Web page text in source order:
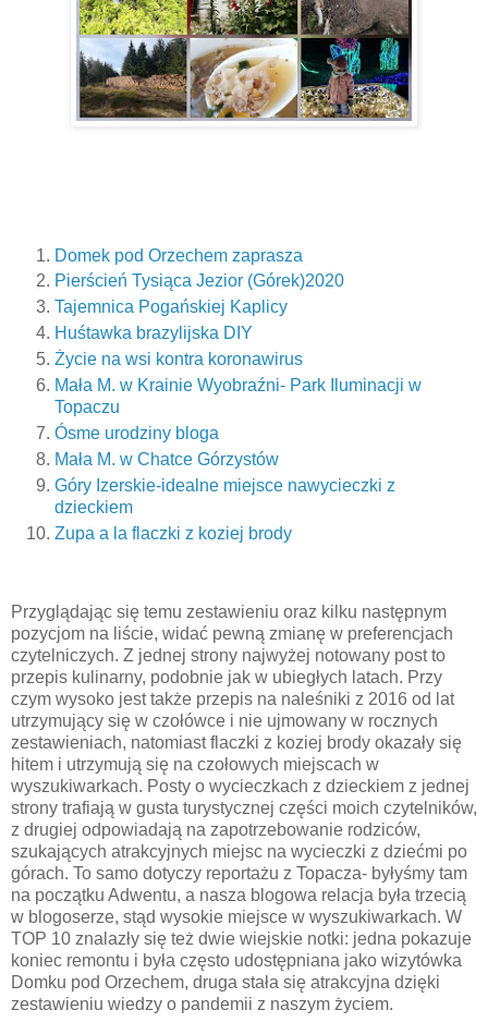
Domek pod Orzechem zaprasza
Pierścień Tysiąca Jezior (Górek)2020
Tajemnica Pogańskiej Kaplicy
Huśtawka brazylijska DIY
Życie na wsi kontra koronawirus
Mała M. w Krainie Wyobraźni- Park Iluminacji w
Topaczu
Ósme urodziny bloga
Mała M. w Chatce Górzystów
Góry Izerskie-idealne miejsce nawycieczki z
dzieckiem
Zupa a la flaczki z koziej brody
Przyglądając się temu zestawieniu oraz kilku następnym
pozycjom na liście, widać pewną zmianę w preferencjach
czytelniczych. Z jednej strony najwyżej notowany post to
przepis kulinarny, podobnie jak w ubiegłych latach. Przy
czym wysoko jest także przepis na naleśniki z 2016 od lat
utrzymujący się w czołówce i nie ujmowany w rocznych
zestawieniach, natomiast flaczki z koziej brody okazały się
hitem i utrzymują się na czołowych miejscach w
wyszukiwarkach. Posty o wycieczkach z dzieckiem z jednej
strony trafiają w gusta turystycznej części moich czytelników,
z drugiej odpowiadają na zapotrzebowanie rodziców,
szukających atrakcyjnych miejsc na wycieczki z dziećmi po
górach. To samo dotyczy reportażu z Topacza- byłyśmy tam
na początku Adwentu, a nasza blogowa relacja była trzecią
w blogoserze, stąd wysokie miejsce w wyszukiwarkach. W
TOP 10 znalazły się też dwie wiejskie notki: jedna pokazuje
koniec remontu i była często udostępniana jako wizytówka
Domku pod Orzechem, druga stała się atrakcyjna dzięki
zestawieniu wiedzy o pandemii z naszym życiem.